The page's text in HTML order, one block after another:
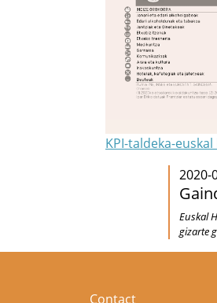
KPI-taldeka-
2020-
Euskal
gizarte
Contact